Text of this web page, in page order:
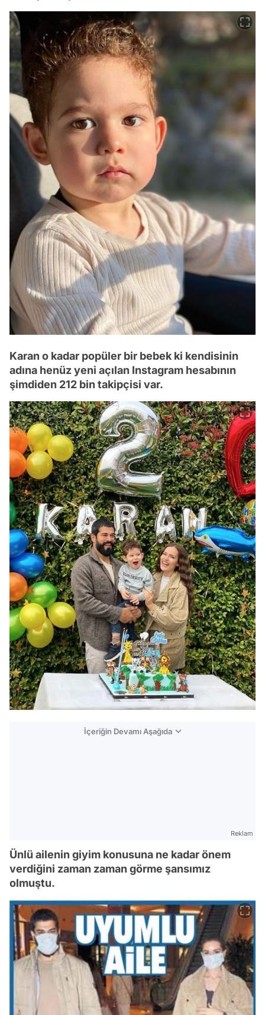
Karan o kadar popüler bir bebek ki kendisinin
adına henüz yeni açılan Instagram hesabının
şimdiden 212 bin takipçisi var.
İçeriğin Devamı Aşağıda
Reklam
Ünlü ailenin giyim konusuna ne kadar önem
verdiğini zaman zaman görme şansımız
olmuştu.